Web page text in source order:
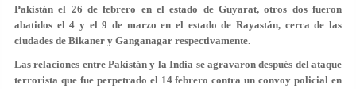
Pakistán el 26 de febrero en el estado de Guyarat, otros dos fueron
abatidos el 4 y el 9 de marzo en el estado de Rayastán, cerca de las
ciudades de Bikaner y Ganganagar respectivamente.
Las relaciones entre Pakistán y la India se agravaron después del ataque
terrorista que fue perpetrado el 14 febrero contra un convoy policial en